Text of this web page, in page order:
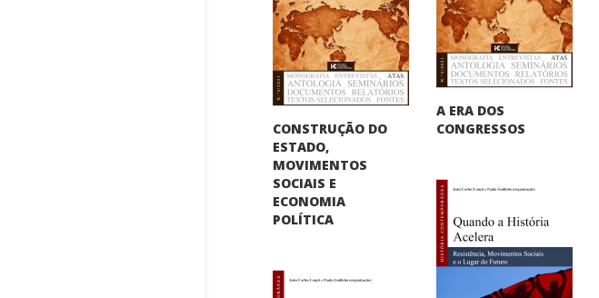
A ERA DOS
CONGRESSOS
CONSTRUÇÃO DO
ESTADO,
MOVIMENTOS
SOCIAIS E
ECONOMIA
POLÍTICA